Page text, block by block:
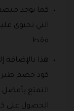
كما يوجد
فقط.
هذا بالإضافة
كود خصم
التمتع بأفضل
الحصول على